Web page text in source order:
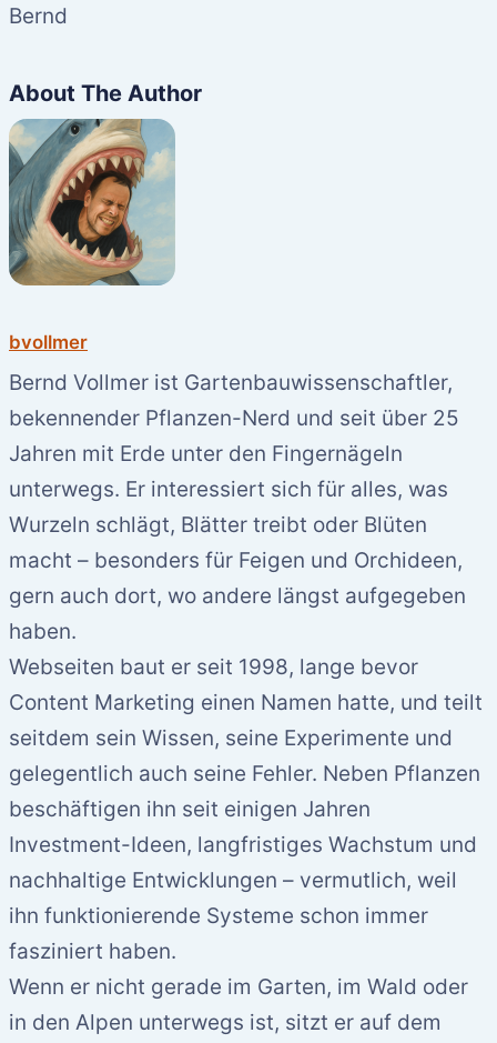
Bernd
About The Author
bvollmer
Bernd Vollmer ist Gartenbauwissenschaftler,
bekennender Pflanzen-Nerd und seit über 25
Jahren mit Erde unter den Fingernägeln
unterwegs. Er interessiert sich für alles, was
Wurzeln schlägt, Blätter treibt oder Blüten
macht – besonders für Feigen und Orchideen,
gern auch dort, wo andere längst aufgegeben
haben.
Webseiten baut er seit 1998, lange bevor
Content Marketing einen Namen hatte, und teilt
seitdem sein Wissen, seine Experimente und
gelegentlich auch seine Fehler. Neben Pflanzen
beschäftigen ihn seit einigen Jahren
Investment-Ideen, langfristiges Wachstum und
nachhaltige Entwicklungen – vermutlich, weil
ihn funktionierende Systeme schon immer
fasziniert haben.
Wenn er nicht gerade im Garten, im Wald oder
in den Alpen unterwegs ist, sitzt er auf dem